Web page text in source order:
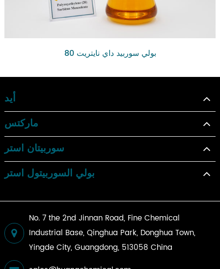
بولي سوربيد داي نايتريت 80
أيد
ماركتس
سوربيتان استر
بولي السوربيتول استر
No. 7 the 2nd Jinnan Road, Fine Chemical
Industrial Base, Qinghua Park, Donghua Town,
Yingde City, Guangdong, 513058 China